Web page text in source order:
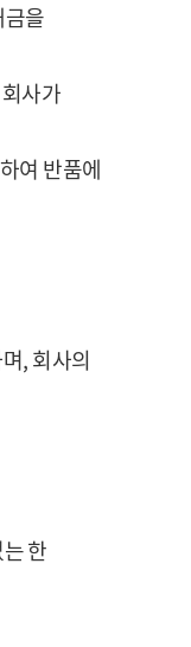
을
사가
여 반품에
, 회사의
한